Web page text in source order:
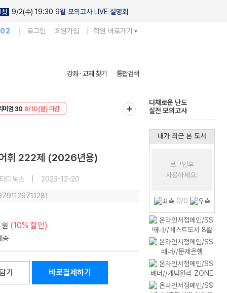
청 9/2(수) 19:30 9월 모의고사 LIVE 설명회
로그인 회원가입 학원 바로가기
강좌 · 교재 찾기 통합검색
미엄 308/10(월) 마감
8/10(월) 마감
다채로운 난도
실전 모의고사
어휘 222제 (2026년용)
디북스 2023-12-20
원 (10% 할인)
기 바로결제하기
내가 최근 본 도서
로그인후
사용하세요.
0/0